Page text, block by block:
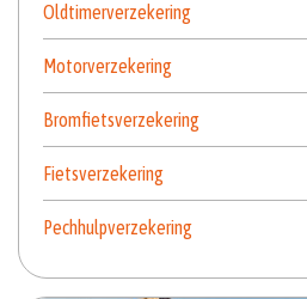
Oldtimerverzekering
Motorverzekering
Bromfietsverzekering
Fietsverzekering
Pechhulpverzekering